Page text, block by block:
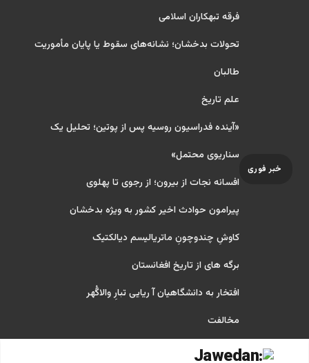
خبر فوری
فرقه تبهکاران اسلامی
تحولات بدخشان؛ نشانه‌های سقوط یا پایان مأموریت
طالبان
علم تاریخ
«آینده فدراسیون روسیه پس از پوتین؛ تحلیل یک
سناریوی محتمل»
افسانه نجات از بیرون؛ از رجوی تا پهلوی
پیرامون حوادث اخیر کشور به ویژه بدخشان
کاوشِ چندو‌چونِ ماتریالیسم دیالکتیک
برگه های از تاریخ افغانستان
افتخار به دانشگاهیان آ ریایی تبارِ والاگُهر
مخالفت